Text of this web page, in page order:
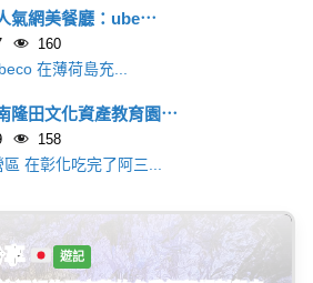
氣網美餐廳：ube⋯
160
在薄荷島充...
隆田文化資產教育園⋯
158
在彰化吃完了阿三...